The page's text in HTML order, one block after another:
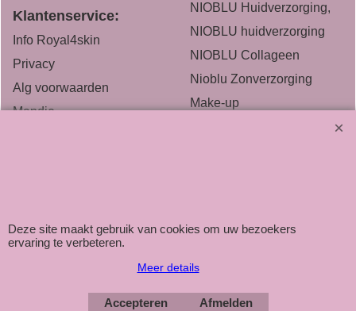
NIOBLU Huidverzorging,
NIOBLU huidverzorging
NIOBLU Collageen
Nioblu Zonverzorging
Make-up
Klantenservice:
Info Royal4skin
Privacy
Alg voorwaarden
Mandje
Webwinkel gemaakt met ShopFactory webwinkel software.
Deze site maakt gebruik van cookies om uw bezoekers
ervaring te verbeteren.
Meer details
Accepteren Afmelden